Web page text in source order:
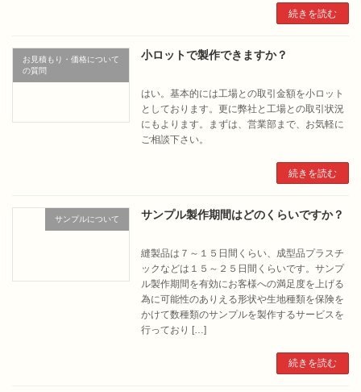
続きを読む
お見積もり・価格について
の質問
小ロットで製作できますか？
はい。基本的には工場との取引金額を小ロット
としております。更に弊社と工場との取引状況
にもよります。まずは、営業部まで、お気軽に
ご相談下さい。
続きを読む
サンプルについて サンプル製作期間はどのくらいですか？
縫製品は７～１５日間くらい、成型品プラスチ
ックなどは１５～２５日間くらいです。サンプ
ル製作期間を有効にお客様への満足度を上げる
為に可能性のありえる形状や生地種類を保険を
かけて数種類のサンプルを製作するサービスを
行っており […]
続きを読む